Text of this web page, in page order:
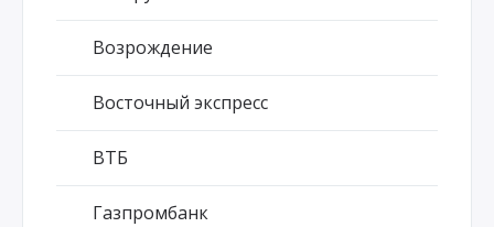
Возрождение
Восточный экспресс
ВТБ
Газпромбанк